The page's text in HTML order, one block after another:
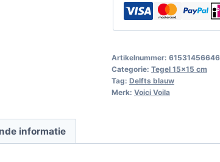
Artikelnummer:
Categorie: Tegel 15x15 cm
Tag: Delfts blauw
Merk: Voici Voila
informatie